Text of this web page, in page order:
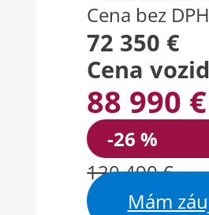
Cena bez DPH
72 350 €
Cena
88 990 €
-26 %
120 490 €
Mám